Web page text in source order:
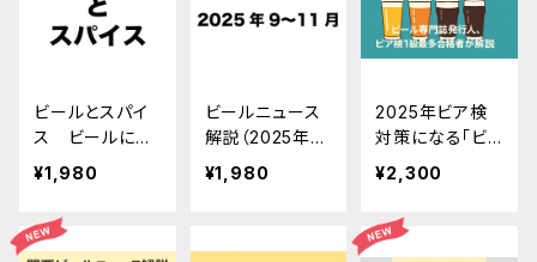
ビールとスパイ
ス ビールにス
パイスの⾹りが
する理由、 ある
いはスパイスが
使われてきた経
¥1,980
ビールニュース
解説（2025年
9〜11月）
¥1,980
2025年ビア検
対策になる「ビ
ールニュース解
説」ニュース一
覧＋録音データ
（2025年10月4
¥2,300